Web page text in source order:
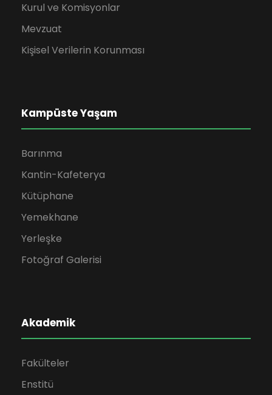
Kurul ve Komisyonlar
Mevzuat
Kişisel Verilerin Korunması
Kampüste Yaşam
Barınma
Kantin-Kafeterya
Kütüphane
Yemekhane
Yerleşke
Fotoğraf Galerisi
Akademik
Fakülteler
Enstitü